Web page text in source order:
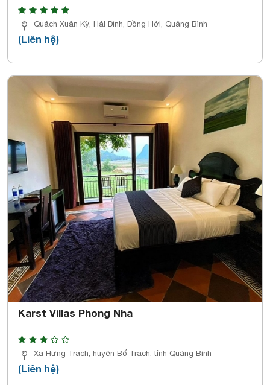
Quách Xuân Kỳ, Hải Đình, Đồng Hới, Quảng Bình
(Liên hệ)
Karst Villas Phong Nha
Xã Hưng Trạch, huyện Bố Trạch, tỉnh Quảng Bình
(Liên hệ)